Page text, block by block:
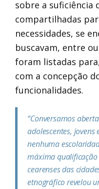
sobre a suficiência
compartilhadas
necessidades, se
buscavam, entre
foram listadas
com a concepção
funcionalidades.
“Conversamos
adolescentes, jovens
nenhuma
máxima
cearenses das
etnográfico revelou